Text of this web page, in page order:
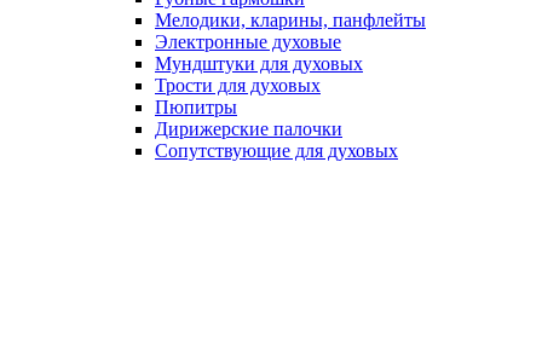
Мелодики, кларины, панфлейты
Электронные духовые
Мундштуки для духовых
Трости для духовых
Пюпитры
Дирижерские палочки
Сопутствующие для духовых